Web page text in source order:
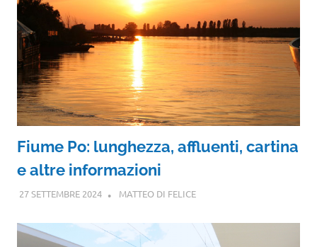
Fiume Po: lunghezza, affluenti, cartina
e altre informazioni
27 SETTEMBRE 2024 MATTEO DI FELICE